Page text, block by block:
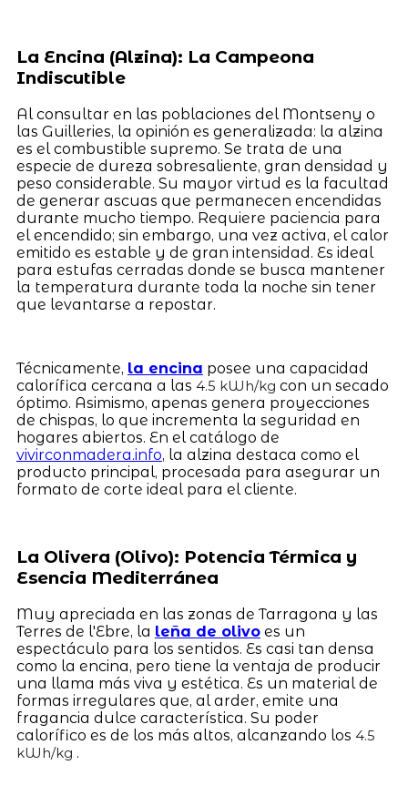
La Encina (Alzina): La Campeona
Indiscutible
Al consultar en las poblaciones del Montseny o
las Guilleries, la opinión es generalizada: la alzina
es el combustible supremo. Se trata de una
especie de dureza sobresaliente, gran densidad y
peso considerable. Su mayor virtud es la facultad
de generar ascuas que permanecen encendidas
durante mucho tiempo. Requiere paciencia para
el encendido; sin embargo, una vez activa, el calor
emitido es estable y de gran intensidad. Es ideal
para estufas cerradas donde se busca mantener
la temperatura durante toda la noche sin tener
que levantarse a repostar.
Técnicamente, la encina posee una capacidad
calorífica cercana a las 4.5 kWh/kg con un secado
óptimo. Asimismo, apenas genera proyecciones
de chispas, lo que incrementa la seguridad en
hogares abiertos. En el catálogo de
vivirconmadera.info, la alzina destaca como el
producto principal, procesada para asegurar un
formato de corte ideal para el cliente.
La Olivera (Olivo): Potencia Térmica y
Esencia Mediterránea
Muy apreciada en las zonas de Tarragona y las
Terres de l'Ebre, la leña de olivoes un
espectáculo para los sentidos. Es casi tan densa
como la encina, pero tiene la ventaja de producir
una llama más viva y estética. Es un material de
formas irregulares que, al arder, emite una
fragancia dulce característica. Su poder
calorífico es de los más altos, alcanzando los 4.5
kWh/kg .